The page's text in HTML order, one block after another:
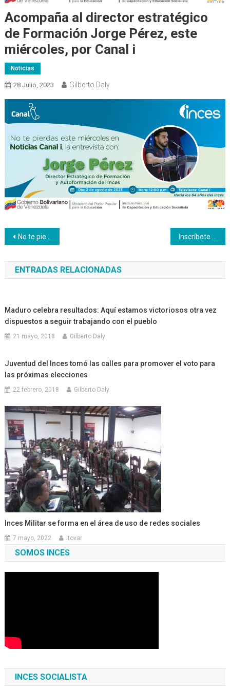
Acompaña al director estratégico
de Formación Jorge Pérez, este
miércoles, por Canal i
Noticias
28 Julio, 2023 Gilberto Daly
Navegación
de
entradas
No te pierdas este lunes 31 de agosto a nuestra coral en VTV
ENTRADAS RELACIONADAS
Maduro celebra resultados: Aquí estamos victoriosos otra vez
dispuestos a seguir trabajando con el pueblo
21 mayo, 2018 Gilberto Daly
Juventud del Inces tomó las calles para promover el voto para
las próximas elecciones
22 febrero, 2018 Gilberto Daly
Inces Militar se forma en el área de uso de redes sociales
7 mayo, 2022 ltovar
SOMOS INCES
INCES SOCIALISTA